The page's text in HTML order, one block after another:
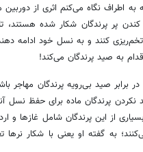
اطراف نگاه می‌کنم اثری از دوربین
پر پرندگان شکار شده هستند،
تخم‌ریزی کنند و به نسل خود ادامه
به صید پرندگان می‌کند!
برابر صید بی‌رویه پرندگان مهاجر
پرندگان ماده برای حفظ نسل
از این پرندگان شامل غازها و
به گفته او یعنی با شکار